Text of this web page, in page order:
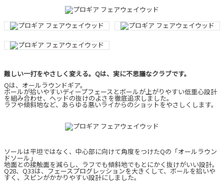
難しい一打をやさしく変える。Qは、実に不思議なクラブです。
Qは、オールラウンドギア。
ボールが拾いやすいディープフェースとボールが上がりやすい低重心設計
を組み合わせ、ヘッドの抜けのよさを徹底追求しました。
ラフや傾斜地など、あらゆる悪いライからのショットをやさしくします。
ソールは平坦ではなく、中心部に向けて角度をつけたQの「オールラウン
ドソール」
地面との接触面を減らし、ラフでも傾斜地でもとにかく抜けがいい設計。
Q28、Q33は、フェースプログレッションを大きくして、ボールを拾いや
すく、スピンがかかりやすい設計にしました。